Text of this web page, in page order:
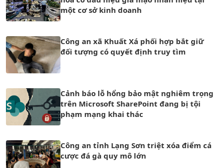
một cơ sở kinh doanh
Công an xã Khuất Xá phối hợp bắt giữ
đối tượng có quyết định truy tìm
Cảnh báo lỗ hổng bảo mật nghiêm trọng
trên Microsoft SharePoint đang bị tội
phạm mạng khai thác
Công an tỉnh Lạng Sơn triệt xóa điểm cá
cược đá gà quy mô lớn